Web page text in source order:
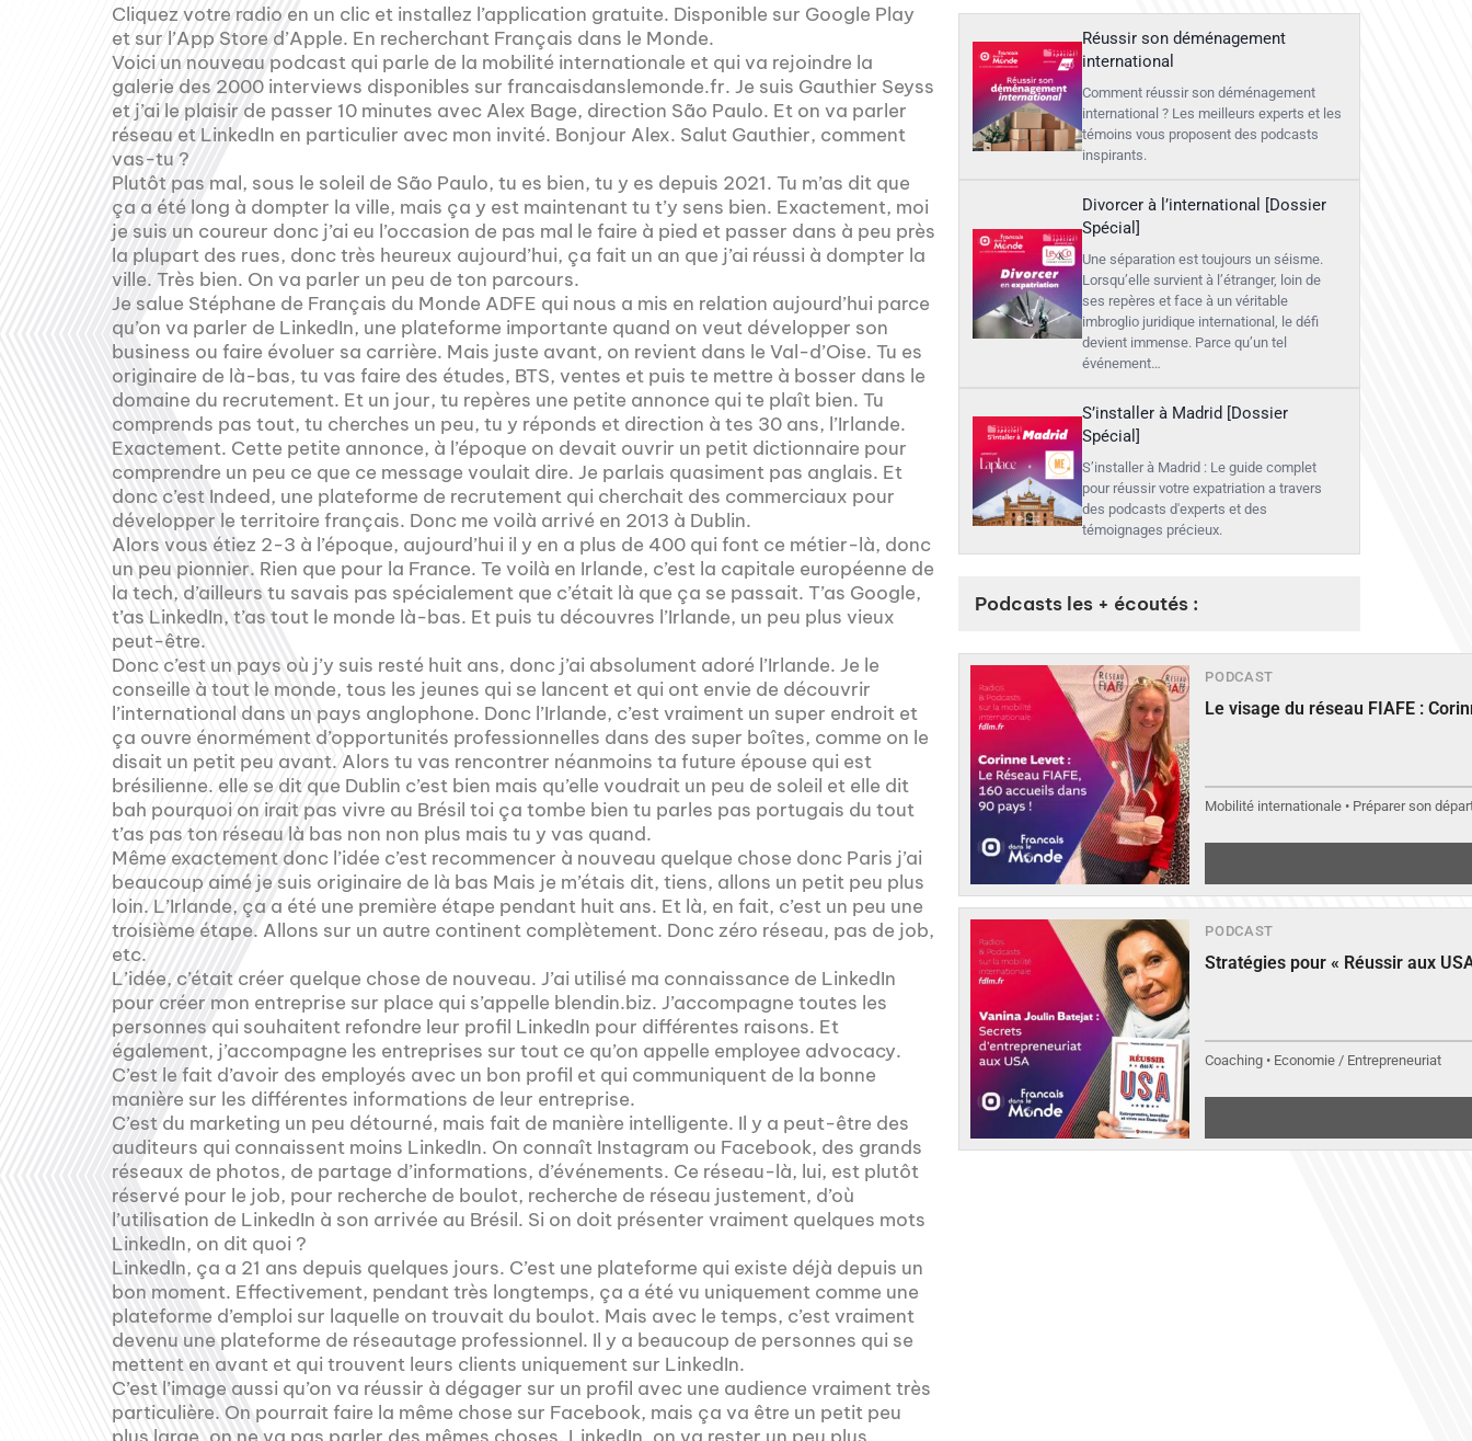
Cliquez votre radio en un clic et installez l’application gratuite. Disponible sur Google Play
et sur l’App Store d’Apple. En recherchant Français dans le Monde.
Voici un nouveau podcast qui parle de la mobilité internationale et qui va rejoindre la
galerie des 2000 interviews disponibles sur francaisdanslemonde.fr. Je suis Gauthier Seyss
et j’ai le plaisir de passer 10 minutes avec Alex Bage, direction São Paulo. Et on va parler
réseau et LinkedIn en particulier avec mon invité. Bonjour Alex. Salut Gauthier, comment
vas-tu ?
Plutôt pas mal, sous le soleil de São Paulo, tu es bien, tu y es depuis 2021. Tu m’as dit que
ça a été long à dompter la ville, mais ça y est maintenant tu t’y sens bien. Exactement, moi
je suis un coureur donc j’ai eu l’occasion de pas mal le faire à pied et passer dans à peu près
la plupart des rues, donc très heureux aujourd’hui, ça fait un an que j’ai réussi à dompter la
ville. Très bien. On va parler un peu de ton parcours.
Je salue Stéphane de Français du Monde ADFE qui nous a mis en relation aujourd’hui parce
qu’on va parler de LinkedIn, une plateforme importante quand on veut développer son
business ou faire évoluer sa carrière. Mais juste avant, on revient dans le Val-d’Oise. Tu es
originaire de là-bas, tu vas faire des études, BTS, ventes et puis te mettre à bosser dans le
domaine du recrutement. Et un jour, tu repères une petite annonce qui te plaît bien. Tu
comprends pas tout, tu cherches un peu, tu y réponds et direction à tes 30 ans, l’Irlande.
Exactement. Cette petite annonce, à l’époque on devait ouvrir un petit dictionnaire pour
comprendre un peu ce que ce message voulait dire. Je parlais quasiment pas anglais. Et
donc c’est Indeed, une plateforme de recrutement qui cherchait des commerciaux pour
développer le territoire français. Donc me voilà arrivé en 2013 à Dublin.
Alors vous étiez 2-3 à l’époque, aujourd’hui il y en a plus de 400 qui font ce métier-là, donc
un peu pionnier. Rien que pour la France. Te voilà en Irlande, c’est la capitale européenne de
la tech, d’ailleurs tu savais pas spécialement que c’était là que ça se passait. T’as Google,
t’as LinkedIn, t’as tout le monde là-bas. Et puis tu découvres l’Irlande, un peu plus vieux
peut-être.
Donc c’est un pays où j’y suis resté huit ans, donc j’ai absolument adoré l’Irlande. Je le
conseille à tout le monde, tous les jeunes qui se lancent et qui ont envie de découvrir
l’international dans un pays anglophone. Donc l’Irlande, c’est vraiment un super endroit et
ça ouvre énormément d’opportunités professionnelles dans des super boîtes, comme on le
disait un petit peu avant. Alors tu vas rencontrer néanmoins ta future épouse qui est
brésilienne. elle se dit que Dublin c’est bien mais qu’elle voudrait un peu de soleil et elle dit
bah pourquoi on irait pas vivre au Brésil toi ça tombe bien tu parles pas portugais du tout
t’as pas ton réseau là bas non non plus mais tu y vas quand.
Même exactement donc l’idée c’est recommencer à nouveau quelque chose donc Paris j’ai
beaucoup aimé je suis originaire de là bas Mais je m’étais dit, tiens, allons un petit peu plus
loin. L’Irlande, ça a été une première étape pendant huit ans. Et là, en fait, c’est un peu une
troisième étape. Allons sur un autre continent complètement. Donc zéro réseau, pas de job,
etc.
L’idée, c’était créer quelque chose de nouveau. J’ai utilisé ma connaissance de LinkedIn
pour créer mon entreprise sur place qui s’appelle blendin.biz. J’accompagne toutes les
personnes qui souhaitent refondre leur profil LinkedIn pour différentes raisons. Et
également, j’accompagne les entreprises sur tout ce qu’on appelle employee advocacy.
C’est le fait d’avoir des employés avec un bon profil et qui communiquent de la bonne
manière sur les différentes informations de leur entreprise.
C’est du marketing un peu détourné, mais fait de manière intelligente. Il y a peut-être des
auditeurs qui connaissent moins LinkedIn. On connaît Instagram ou Facebook, des grands
réseaux de photos, de partage d’informations, d’événements. Ce réseau-là, lui, est plutôt
réservé pour le job, pour recherche de boulot, recherche de réseau justement, d’où
l’utilisation de LinkedIn à son arrivée au Brésil. Si on doit présenter vraiment quelques mots
LinkedIn, on dit quoi ?
LinkedIn, ça a 21 ans depuis quelques jours. C’est une plateforme qui existe déjà depuis un
bon moment. Effectivement, pendant très longtemps, ça a été vu uniquement comme une
plateforme d’emploi sur laquelle on trouvait du boulot. Mais avec le temps, c’est vraiment
devenu une plateforme de réseautage professionnel. Il y a beaucoup de personnes qui se
mettent en avant et qui trouvent leurs clients uniquement sur LinkedIn.
C’est l’image aussi qu’on va réussir à dégager sur un profil avec une audience vraiment très
particulière. On pourrait faire la même chose sur Facebook, mais ça va être un petit peu
Réussir son déménagement
international
Comment réussir son déménagement
international ? Les meilleurs experts et les
témoins vous proposent des podcasts
inspirants.
Divorcer à l’international [Dossier
Spécial]
Une séparation est toujours un séisme.
Lorsqu’elle survient à l’étranger, loin de
ses repères et face à un véritable
imbroglio juridique international, le défi
devient immense. Parce qu’un tel
événement…
S’installer à Madrid [Dossier
Spécial]
S’installer à Madrid : Le guide complet
pour réussir votre expatriation a travers
des podcasts d'experts et des
témoignages précieux.
Podcasts les + écoutés :
PODCAST
Le visage du réseau FIAFE :
Mobilité internationale • Préparer son
PODCAST
Stratégies pour « Réussir aux
Coaching • Economie / Entrepreneuriat